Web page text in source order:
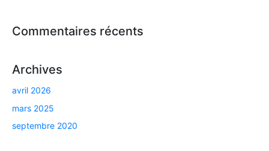
Commentaires récents
Archives
avril 2026
mars 2025
septembre 2020